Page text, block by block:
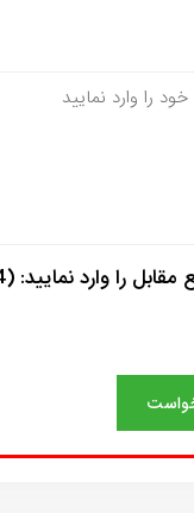
را وارد نمایید: (4 + 5)